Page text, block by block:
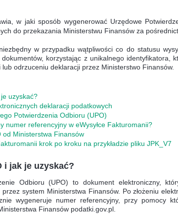
w jaki sposób wygenerować Urzędowe
do przekazania Ministerstwu Finansów za
w przypadku wątpliwości co do statusu
dokumentów, korzystając z unikalnego identyfikatora,
odrzuceniu deklaracji przez Ministerstwo Finansów.
uzyskać?
deklaracji podatkowych
Potwierdzenia Odbioru (UPO)
referencyjny w eWysyłce Fakturomanii?
Ministerstwa Finansów
krok po kroku na przykładzie pliku JPK_V7
i jak je uzyskać?
Odbioru (UPO) to dokument elektroniczny,
system Ministerstwa Finansów. Po złożeniu
wygeneruje numer referencyjny, przy pomocy
Finansów podatki.gov.pl.